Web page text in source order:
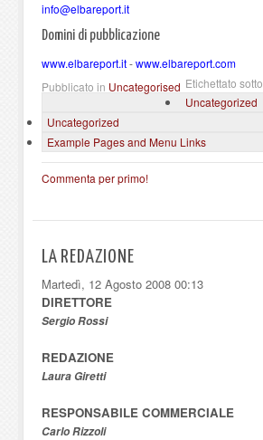
info@elbareport.it
Domini di pubblicazione
www.elbareport.it-www.elbareport.com
Pubblicato in Uncategorised Etichettato sotto
Uncategorized
Uncategorized
Example Pages and Menu Links
Commenta per primo!
LA REDAZIONE
Martedì, 12 Agosto 2008 00:13
DIRETTORE
Sergio Rossi
REDAZIONE
Laura Giretti
RESPONSABILE COMMERCIALE
Carlo Rizzoli